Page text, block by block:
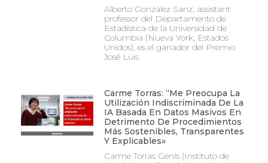
Alberto González Sanz, assistant
professor del Departamento de
Estadística de la Universidad de
Columbia (Nueva York, Estados
Unidos), es el ganador del Premio
José Luis
Carme Torras: “Me Preocupa La
Utilización Indiscriminada De La
IA Basada En Datos Masivos En
Detrimento De Procedimientos
Más Sostenibles, Transparentes
Y Explicables»
Carme Torras Genís (Instituto de